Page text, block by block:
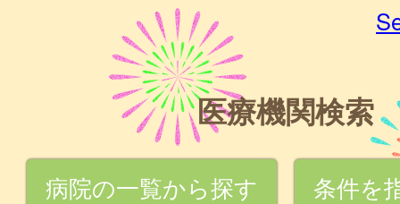
医療機関検索
病院の一覧から探す 条件を